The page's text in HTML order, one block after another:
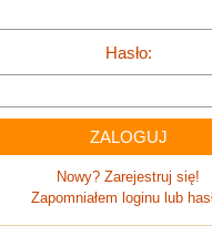
Hasło:
Nowy? Zarejestruj się!
Zapomniałem loginu lub